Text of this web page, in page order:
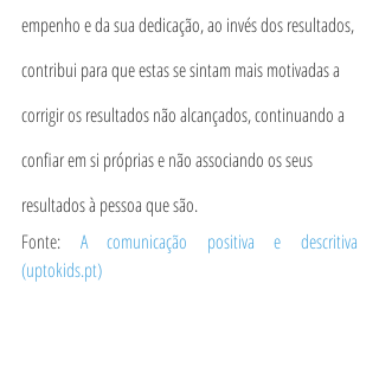
empenho e da sua dedicação, ao invés dos resultados,
contribui para que estas se sintam mais motivadas a
corrigir os resultados não alcançados, continuando a
confiar em si próprias e não associando os seus
resultados à pessoa que são.
Fonte: A comunicação positiva e descritiva
(uptokids.pt)